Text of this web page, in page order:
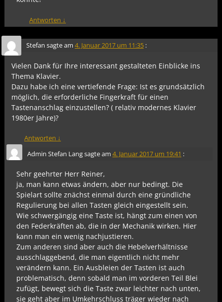
Antworten ↓
Stefan sagte am 4. Januar 2017 um 11:35 :
Vielen Dank für Ihre interessant gestalteten Einblicke ins
Thema Klavier.
Dazu habe ich eine vertiefende Frage: Ist es grundsätzlich
möglich, die erforderliche Fingerkraft für einen
Tastenanschlag einzustellen? ( relativ modernes Klavier
1980er Jahre)?
Antworten ↓
Admin Stefan Langsagte am 4. Januar 2017 um 19:41 :
Sehr geehrter Herr Reiner,
ja, man kann etwas ändern, aber nur bedingt. Die
Spielart sollte znächst einmal durch eine gründliche
Regulierung bei allen Tasten gleich eingestellt sein.
Wie schwergängig eine Taste ist, hängt zum einen von
den Federkräften ab, die in der Mechanik wirken. Hier
kann man ein wenig nachjustieren.
Zum anderen sind aber auch die Hebelverhältnisse
ausschlaggebend, die man eigentlich nicht mehr
verändern kann. Ein Ausbleien der Tasten ist auch
problematisch, denn sobald man im vorderen Teil Blei
zufügt, bewegt sich die Taste zwar leichter nach unten,
sie geht aber im Umkehrschluss träger wieder nach